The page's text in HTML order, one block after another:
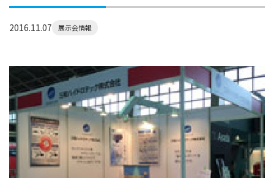
2016.11.07 展示会情報